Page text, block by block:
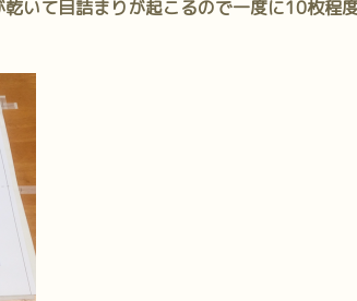
乾いて目詰まりが起こるので一度に10枚程